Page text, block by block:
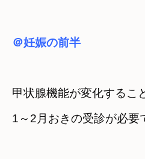
甲状腺機能が変化するこ
1～2月おきの受診が必要